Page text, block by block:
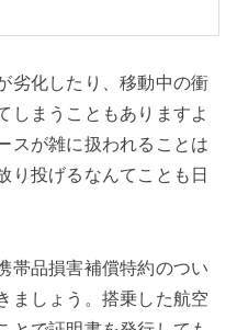
劣化したり、移動中の衝
しまうこともありますよ
スが雑に扱われることは
り投げるなんてことも日
帯品損害補償特約のつい
ましょう。搭乗した航空